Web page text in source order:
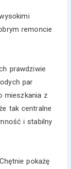
remoncie
prawdziwie
par
mieszkania z
tak centralne
i stabilny
pokażę